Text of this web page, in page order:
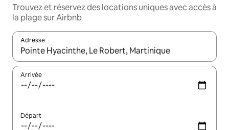
Trouvez et réservez des locations uniques avec accès à
la plage sur Airbnb
Adresse
Lorsque les résultats s'affichent, utilisez les flèches vers le
Arrivée
Départ